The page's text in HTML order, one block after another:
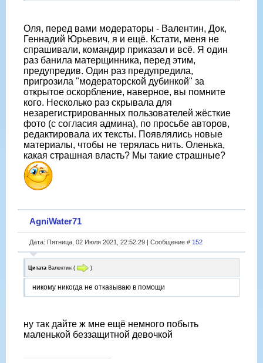
Оля, перед вами модераторы - Валентин, Док,
Геннадий Юрьевич, я и ещё. Кстати, меня не
спрашивали, командир приказал и всё. Я один
раз банила матерщинника, перед этим,
предупредив. Один раз предупредила,
пригрозила "модераторской дубинкой" за
открытое оскорбление, наверное, вы помните
кого. Несколько раз скрывала для
незарегистрированных пользователей жёсткие
фото (с согласия админа), по просьбе авторов,
редактировала их тексты. Появлялись новые
материалы, чтобы не терялась нить. Оленька,
какая страшная власть? Мы такие страшные?
AgniWater71
Дата: Пятница, 02 Июля 2021, 22:52:29 | Сообщение # 152
Цитата Валентин ( )
никому никогда не отказываю в помощи
ну так дайте ж мне ещё немного побыть
маленькой беззащитной девочкой